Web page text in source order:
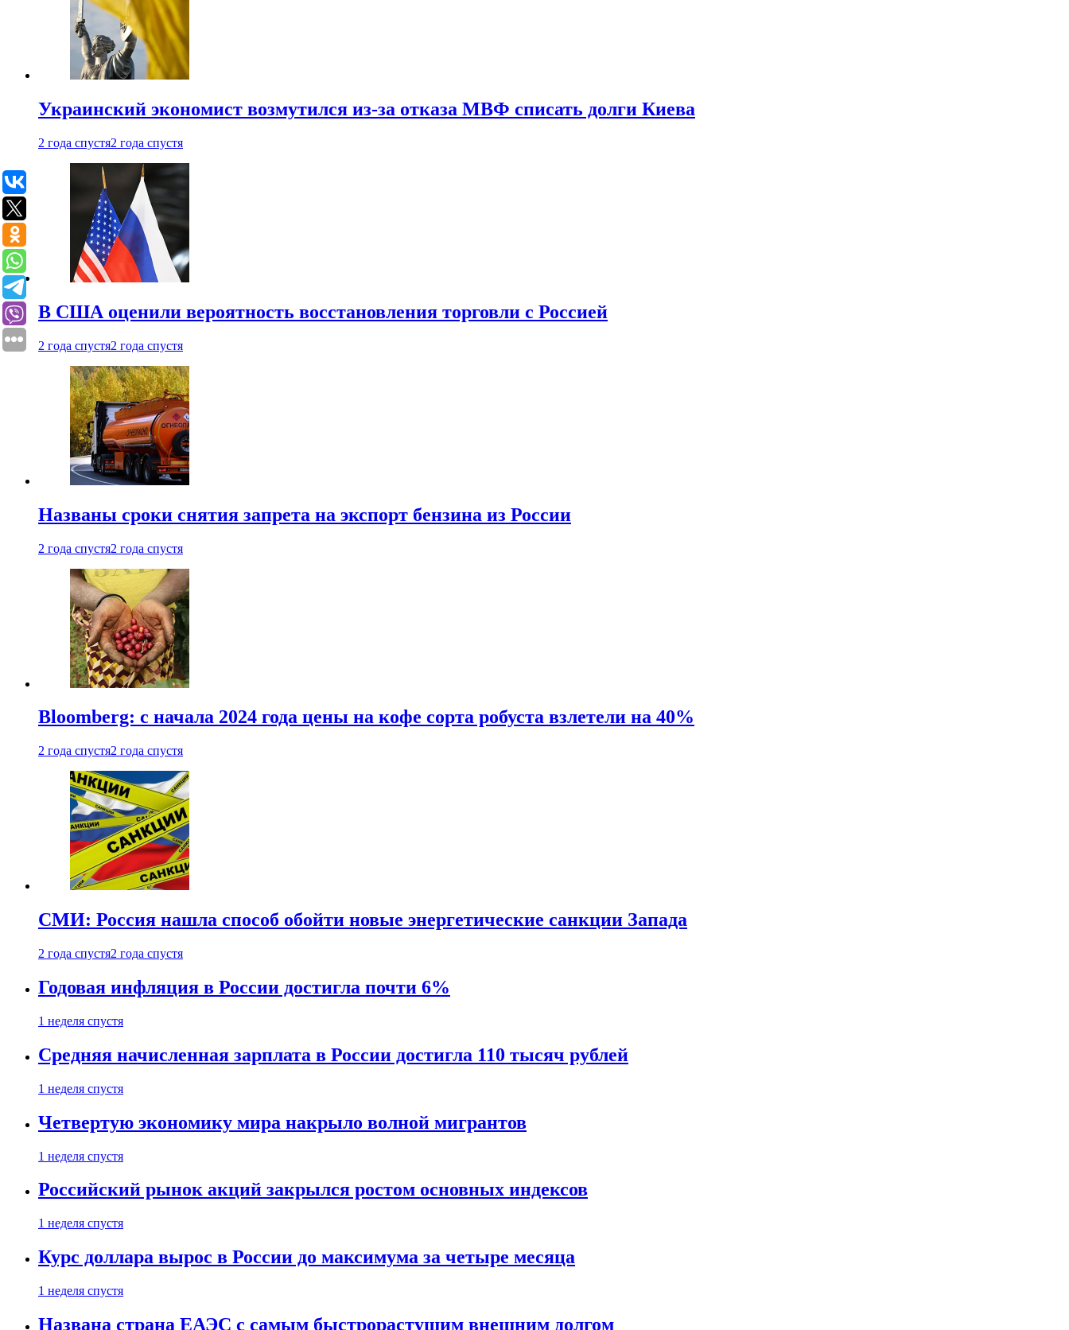
Украинский экономист возмутился из-за отказа МВФ списать долги Киева
2 года спустя2 года спустя
В США оценили вероятность восстановления торговли с Россией
2 года спустя2 года спустя
Названы сроки снятия запрета на экспорт бензина из России
2 года спустя2 года спустя
Bloomberg: с начала 2024 года цены на кофе сорта робуста взлетели на 40%
2 года спустя2 года спустя
СМИ: Россия нашла способ обойти новые энергетические санкции Запада
2 года спустя2 года спустя
Годовая инфляция в России достигла почти 6%
1 неделя спустя
Средняя начисленная зарплата в России достигла 110 тысяч рублей
1 неделя спустя
Четвертую экономику мира накрыло волной мигрантов
1 неделя спустя
Российский рынок акций закрылся ростом основных индексов
1 неделя спустя
Курс доллара вырос в России до максимума за четыре месяца
1 неделя спустя
Названа страна ЕАЭС с самым быстрорастущим внешним долгом